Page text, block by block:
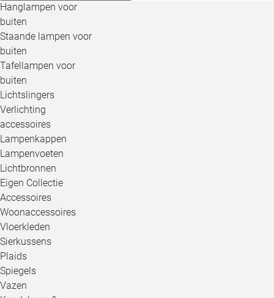
Hanglampen voor
buiten
Staande lampen voor
buiten
Tafellampen voor
buiten
Lichtslingers
Verlichting
accessoires
Lampenkappen
Lampenvoeten
Lichtbronnen
Eigen Collectie
Accessoires
Woonaccessoires
Vloerkleden
Sierkussens
Plaids
Spiegels
Vazen